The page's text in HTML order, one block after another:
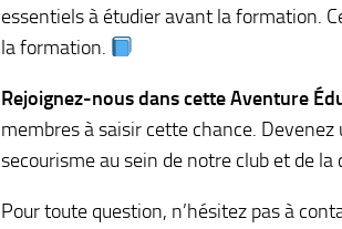
essentiels à étudier avant la formation.
la formation.
Rejoignez-nous dans cette Aventure
membres à saisir cette chance.
secourisme au sein de notre club et de
Pour toute question, n’hésitez pas à